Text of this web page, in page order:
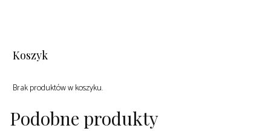
Koszyk
Brak produktów w koszyku.
Podobne produkty